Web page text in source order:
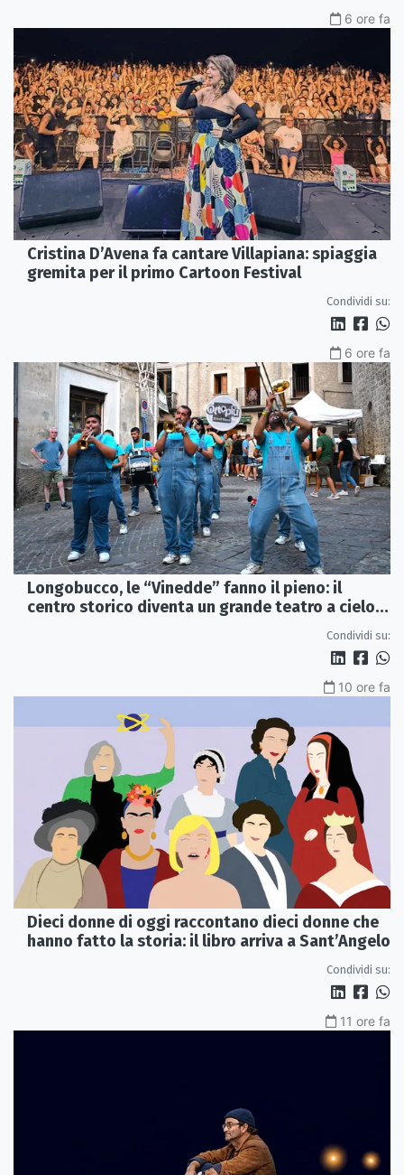
6 ore fa
Cristina D’Avena fa cantare Villapiana: spiaggia
gremita per il primo Cartoon Festival
Condividi su:
6 ore fa
Longobucco, le “Vinedde” fanno il pieno: il
centro storico diventa un grande teatro a cielo
Condividi su:
10 ore fa
Dieci donne di oggi raccontano dieci donne che
hanno fatto la storia: il libro arriva a Sant’Angelo
Condividi su:
11 ore fa